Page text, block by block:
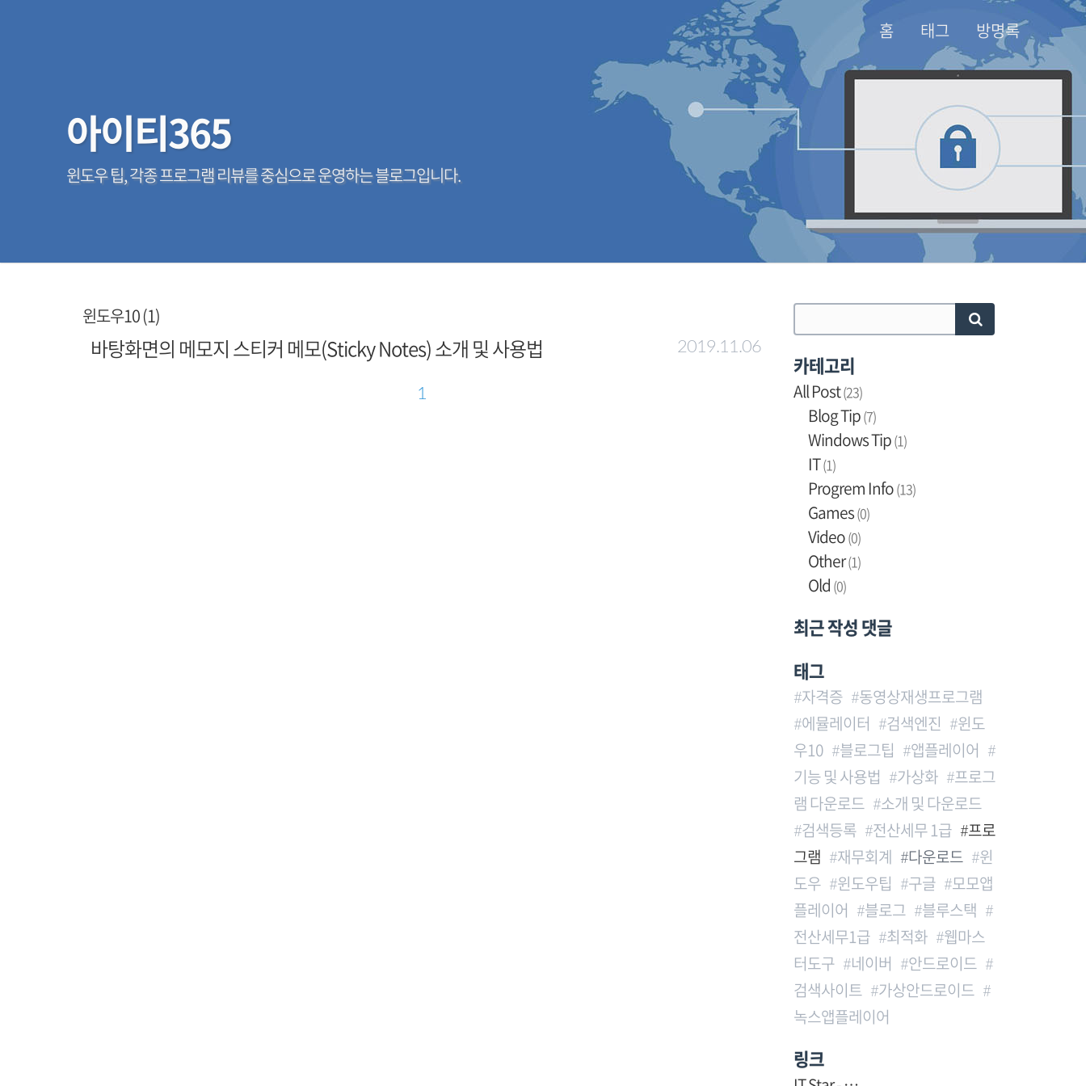
홈 태그 방명록
아이티365
윈도우 팁, 각종 프로그램 리뷰를 중심으로 운영하는 블로그입니다.
윈도우10 (1)
바탕화면의 메모지 스티커 메모(Sticky Notes) 소개 및 사용법 2019.11.06
1
카테고리
All Post(23)
Blog Tip(7)
Windows Tip(1)
IT(1)
Progrem Info(13)
Games(0)
Video(0)
Other(1)
Old (0)
최근 작성 댓글
태그
자격증
동영상재생프로그램
에뮬레이터
검색엔진
윈도
우10
블로그팁
앱플레이어
기능 및 사용법
가상화
프로그
램 다운로드
소개 및 다운로드
검색등록
전산세무 1급
프로
그램
재무회계 다운로드
윈
도우
윈도우팁 구글
모모앱
플레이어
블로그
블루스택
전산세무1급
최적화
웹마스
터도구
네이버
안드로이드
검색사이트
가상안드로이드
녹스앱플레이어
링크